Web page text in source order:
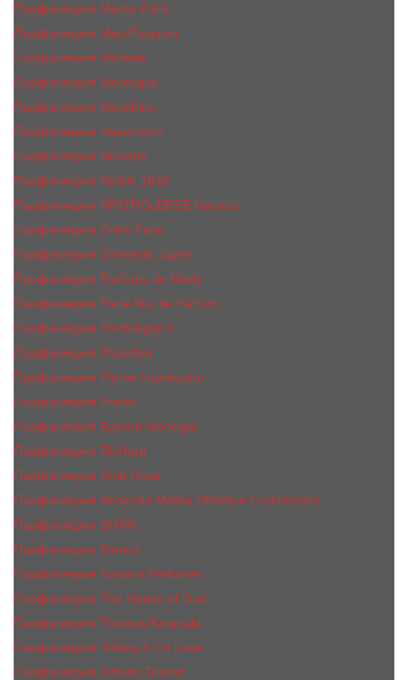
Парфюмерия Memo Paris
Парфюмерия Meo Fusciuni
Парфюмерия Montale
Парфюмерия Moresque
Парфюмерия Moschino
Парфюмерия Nasomatto
Парфюмерия Nishane
Парфюмерия Nobile 1942
Парфюмерия NROTICuERSE Narcotic
Парфюмерия Orlov Paris
Парфюмерия Ormonde Jayne
Парфюмерия Parfums de Marly
Парфюмерия Parle Moi de Parfum
Парфюмерия Penhaligon's
Парфюмерия Phaedon
Парфюмерия Plume Impression
Парфюмерия Prada
Парфюмерия Ramon Monegal
Парфюмерия RicHard
Парфюмерия Roja Dove
Парфюмерия Rosendo Mateu Olfactive Expressions
Парфюмерия SHAIK
Парфюмерия Simimi
Парфюмерия Sospiro Perfumes
Парфюмерия The House of Oud
Парфюмерия Thomas Kosmala
Парфюмерия Tiffany & Co Love
Парфюмерия Tiziana Terenzi